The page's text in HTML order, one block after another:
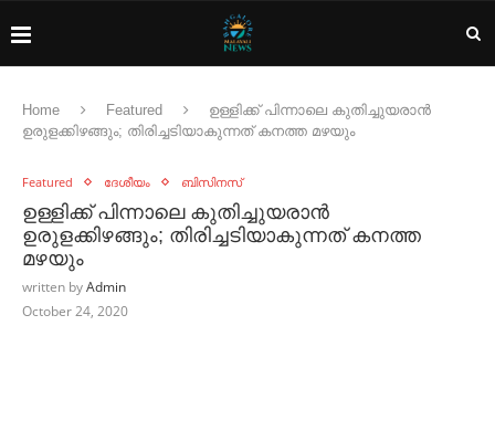
Home Featured
ഉള്ളിക്ക് പിന്നാലെ കുതിച്ചുയരാന്‍
ഉരുളക്കിഴങ്ങും; തിരിച്ചടിയാകുന്നത് കനത്ത മഴയും
Featured ദേശീയം ബിസിനസ്
ഉള്ളിക്ക് പിന്നാലെ കുതിച്ചുയരാന്‍
ഉരുളക്കിഴങ്ങും; തിരിച്ചടിയാകുന്നത് കനത്ത
മഴയും
written byAdmin
October 24, 2020